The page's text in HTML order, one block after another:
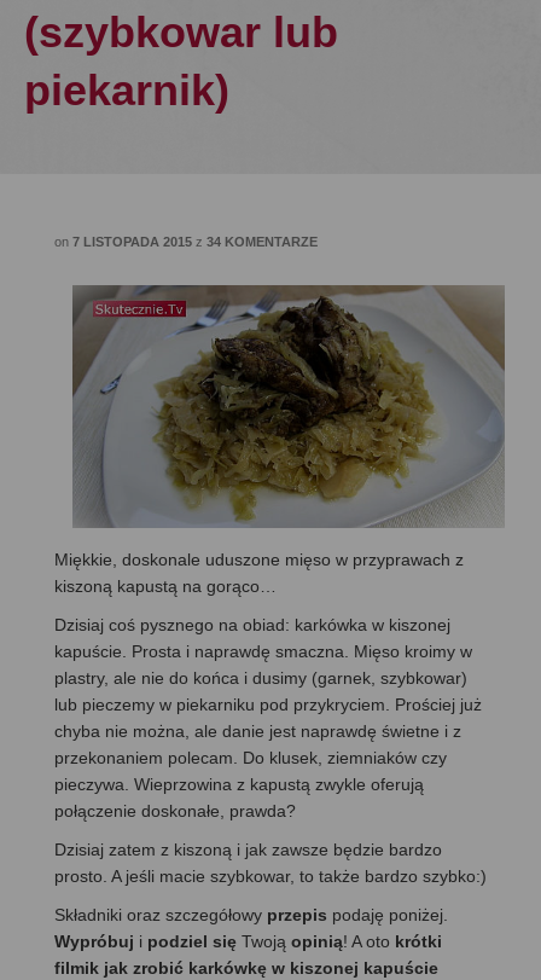
(szybkowar lub
piekarnik)
on 7 LISTOPADA 2015 z 34 KOMENTARZE
Miękkie, doskonale uduszone mięso w przyprawach z
kiszoną kapustą na gorąco…
Dzisiaj coś pysznego na obiad: karkówka w kiszonej
kapuście. Prosta i naprawdę smaczna. Mięso kroimy w
plastry, ale nie do końca i dusimy (garnek, szybkowar)
lub pieczemy w piekarniku pod przykryciem. Prościej już
chyba nie można, ale danie jest naprawdę świetne i z
przekonaniem polecam. Do klusek, ziemniaków czy
pieczywa. Wieprzowina z kapustą zwykle oferują
połączenie doskonałe, prawda?
Dzisiaj zatem z kiszoną i jak zawsze będzie bardzo
prosto. A jeśli macie szybkowar, to także bardzo szybko:)
Składniki oraz szczegółowy przepis podaję poniżej.
Wypróbuj i podziel się Twoją opinią! A oto krótki
filmik jak zrobić karkówkę w kiszonej kapuście